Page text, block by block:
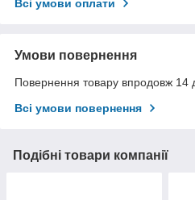
Всі умови оплати
Умови повернення
Повернення товару впродовж 14
Всі умови повернення
Подібні товари компанії